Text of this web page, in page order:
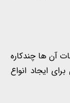
آن ها چندکاره
ایجاد انواع